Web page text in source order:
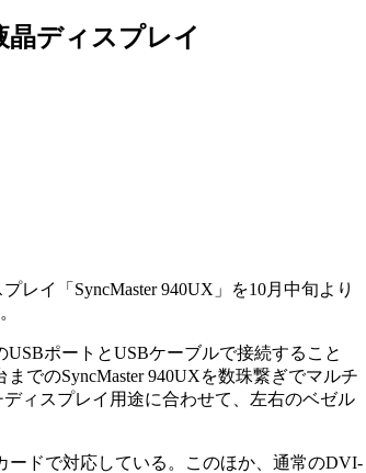
晶ディスプレイ
レイ「SyncMaster 940UX」を10月中旬より
ポートとUSBケーブルで接続すること
でのSyncMaster 940UXを数珠繋ぎでマルチ
ィスプレイ用途に合わせて、左右のベゼル
ードで対応している。このほか、通常のDVI-